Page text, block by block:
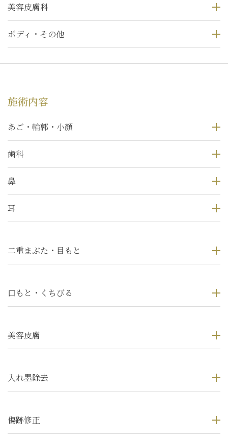
美容皮膚科
ボディ・その他
施術内容
あご・輪郭・小顔
歯科
鼻
耳
二重まぶた・目もと
口もと・くちびる
美容皮膚
入れ墨除去
傷跡修正